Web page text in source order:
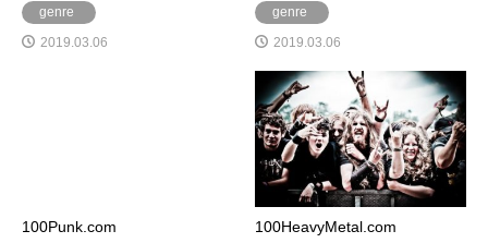
genre
2019.03.06
genre
2019.03.06
100Punk.com 100HeavyMetal.com